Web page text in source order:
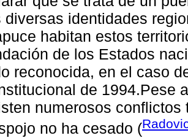
diversas identidades
habitan estos
de los Estados
reconocida, en el caso
de 1994.Pese
numerosos
no ha cesado (